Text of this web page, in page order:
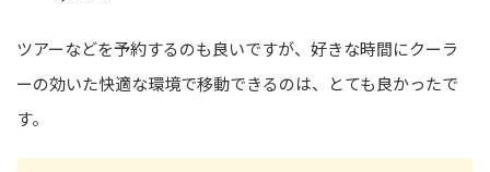
ツアーなどを予約するのも良いですが、好きな時間にクーラ
ーの効いた快適な環境で移動できるのは、とても良かったで
す。